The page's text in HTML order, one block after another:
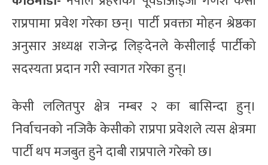
राप्रपामा प्रवेश गरेका छन्। पार्टी प्रवक्ता मोहन श्रेष्ठका
अनुसार अध्यक्ष राजेन्द्र लिङ्देनले केसीलाई पार्टीको
सदस्यता प्रदान गरी स्वागत गरेका हुन्।
केसी ललितपुर क्षेत्र नम्बर २ का बासिन्दा हुन्।
निर्वाचनको नजिकै केसीको राप्रपा प्रवेशले त्यस क्षेत्रमा
पार्टी थप मजबुत हुने दाबी राप्रपाले गरेको छ।